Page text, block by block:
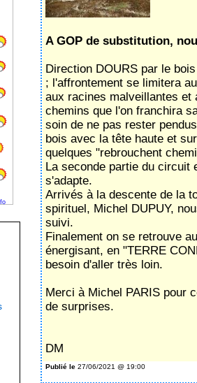
‌A GOP de substitution,
Direction DOURS par le
; l'affrontement se limitera
aux racines malveillantes
chemins que l'on franchira
soin de ne pas rester
bois avec la tête haute et
quelques "rebrouchent
La seconde partie du circuit
s'adapte.
Arrivés à la descente de la
spirituel, Michel DUPUY,
suivi.
Finalement on se retrouve
énergisant, en "TERRE
besoin d'aller très loin.
Merci à Michel PARIS pour
de surprises.
DM
Publié le 27/06/2021 @ 19:00